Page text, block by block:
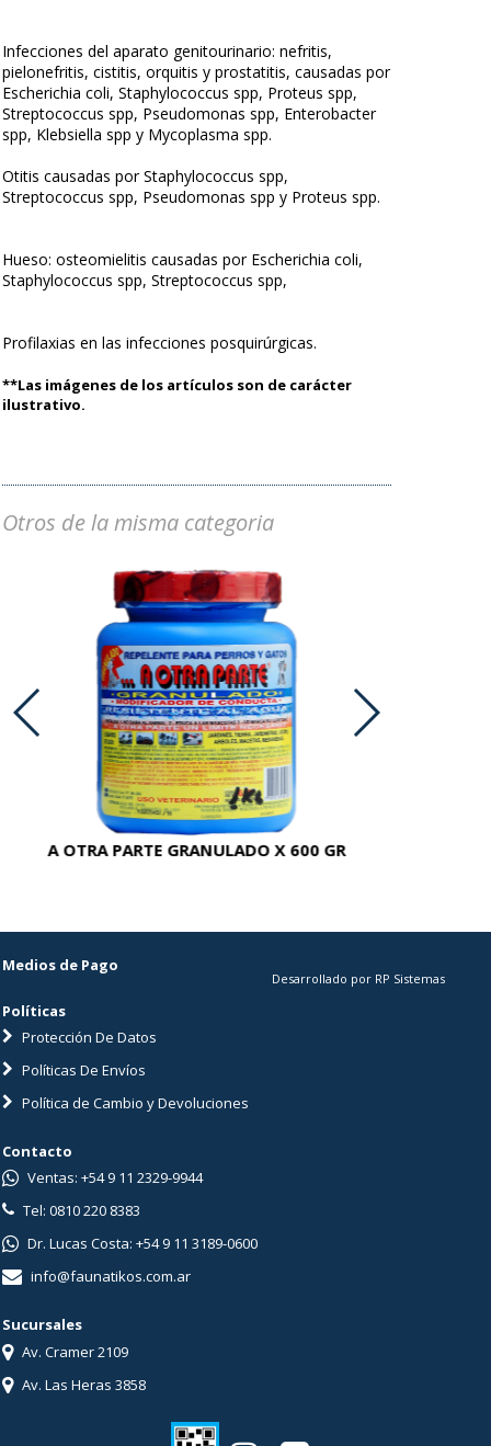
Infecciones del aparato genitourinario: nefritis,
pielonefritis, cistitis, orquitis y prostatitis, causadas por
Escherichia coli, Staphylococcus spp, Proteus spp,
Streptococcus spp, Pseudomonas spp, Enterobacter
spp, Klebsiella spp y Mycoplasma spp.
Otitis causadas por Staphylococcus spp,
Streptococcus spp, Pseudomonas spp y Proteus spp.
Hueso: osteomielitis causadas por Escherichia coli,
Staphylococcus spp, Streptococcus spp,
Profilaxias en las infecciones posquirúrgicas.
**Las imágenes de los artículos son de carácter
ilustrativo.
Otros de la misma categoria
A OTRA PARTE GRANULADO X 600 GR
Medios de Pago
Políticas
Protección De Datos
Políticas De Envíos
Política de Cambio y Devoluciones
Desarrollado por RP Sistemas
Contacto
Ventas: +54 9 11 2329-9944
Tel: 0810 220 8383
Dr. Lucas Costa: +54 9 11 3189-0600
info@faunatikos.com.ar
Sucursales
Av. Cramer 2109
Av. Las Heras 3858